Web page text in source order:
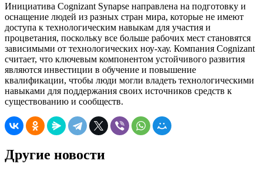
Инициатива Cognizant Synapse направлена на подготовку и
оснащение людей из разных стран мира, которые не имеют
доступа к технологическим навыкам для участия и
процветания, поскольку все больше рабочих мест становятся
зависимыми от технологических ноу-хау. Компания Cognizant
считает, что ключевым компонентом устойчивого развития
являются инвестиции в обучение и повышение
квалификации, чтобы люди могли владеть технологическими
навыками для поддержания своих источников средств к
существованию и сообществ.
Другие новости